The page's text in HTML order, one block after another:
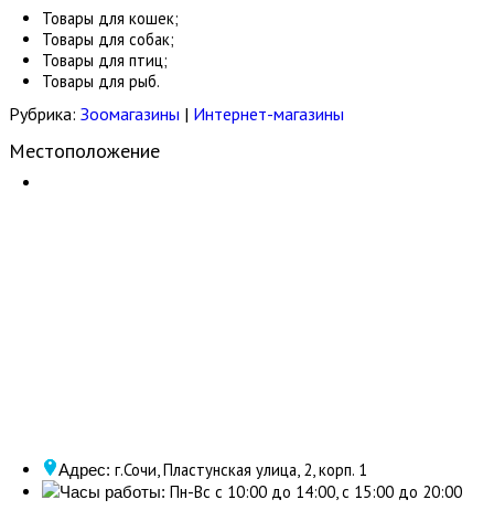
Товары для кошек;
Товары для собак;
Товары для птиц;
Товары для рыб.
Рубрика: Зоомагазины | Интернет-магазины
Местоположение
Адрес: г.Сочи, Пластунская улица, 2, корп. 1
Часы работы: Пн-Вс с 10:00 до 14:00, с 15:00 до 20:00